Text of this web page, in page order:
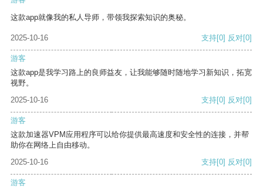
这款app就像我的私人导师，带领我探索知识的奥秘。
2025-10-16 支持[0] 反对[0]
游客
这款app是我学习路上的良师益友，让我能够随时随地学习新知识，拓宽
视野。
2025-10-16
支持[0] 反对[0]
游客
这款加速器VPM应用程序可以给你提供最高速度和安全性的连接，并帮
助你在网络上自由移动。
2025-10-16
支持[0] 反对[0]
游客